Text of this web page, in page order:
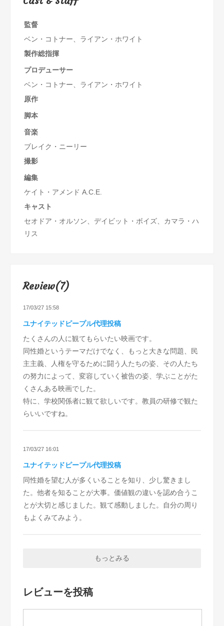
監督
ベン・コトナー、ライアン・ホワイト
製作総指揮
プロデューサー
ベン・コトナー、ライアン・ホワイト
原作
脚本
音楽
ブレイク・ニーリー
撮影
編集
ケイト・アメンド A.C.E.
キャスト
セオドア・オルソン、デイビット・ボイズ、カマラ・ハ
リス
Review(7)
17/03/27 15:58
ユナイテッドピープル代理投稿
たくさんの人に観てもらいたい映画です。
同性婚というテーマだけでなく、もっと大きな問題、民
主主義、人権を守るために闘う人たちの姿、その人たち
の努力によって、変容していく被告の姿、学ぶことがた
くさんある映画でした。
特に、学校関係者に観て欲しいです。教員の研修で観た
らいいですね。
17/03/27 16:01
ユナイテッドピープル代理投稿
同性婚を望む人が多くいることを知り、少し驚きまし
た。他者を知ることが大事。価値観の違いを認め合うこ
とが大切と感じました。観て感動しました。自分の周り
もよくみてみよう。
もっとみる
レビューを投稿